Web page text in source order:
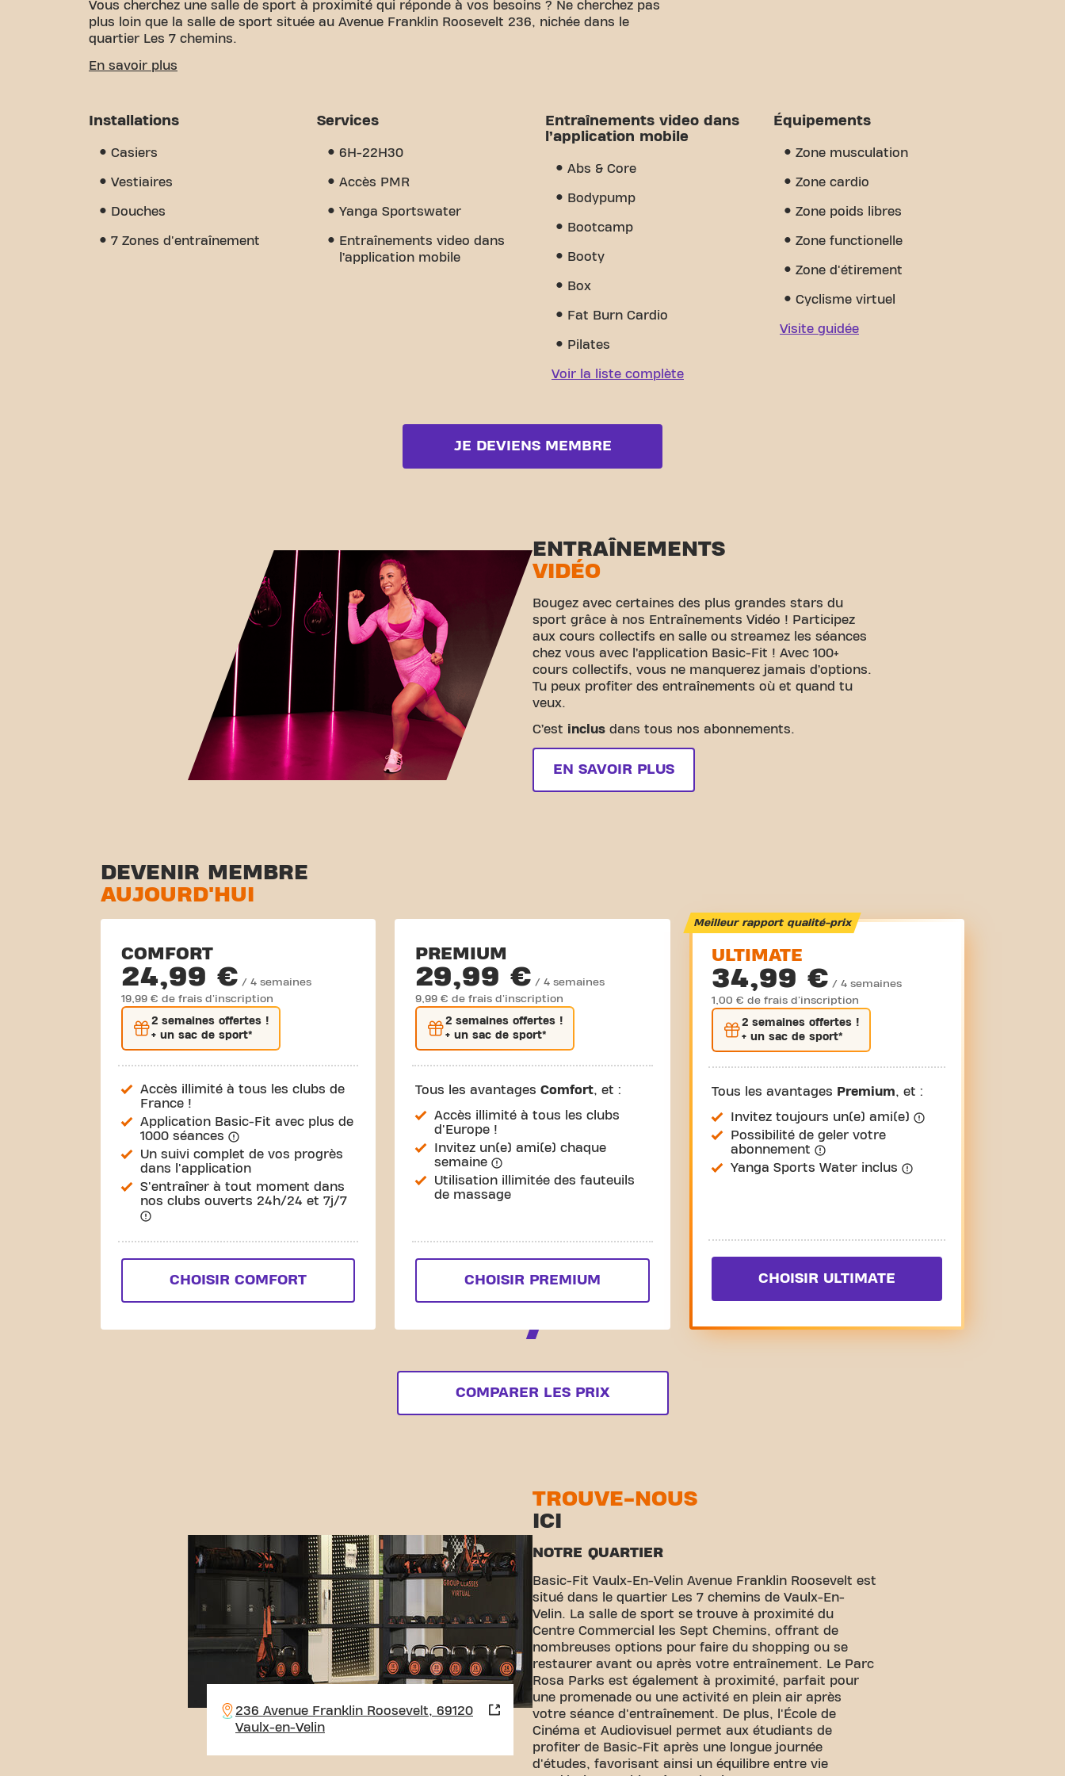
Vous cherchez une salle de sport à proximité qui réponde à vos besoins ? Ne cherchez pas
plus loin que la salle de sport située au Avenue Franklin Roosevelt 236, nichée dans le
quartier Les 7 chemins.
Nous savons à quel point il est important de disposer d'un espace confortable pour atteindre
grande variété d'équipements et de séances d'entraînement vidéo. Mais ce qui nous
distingue vraiment, c'est le sens de la communauté que nous avons créé - un endroit où
vous trouverez l'encouragement et le soutien des autres membres. Rejoignez-nous dès
aujourd'hui et découvrez pourquoi Basic-Fit Vaulx-En-Velin Avenue Franklin Roosevelt est
plus qu'une simple salle de sport - c'est l'endroit où le fitness et la communauté se
En savoir plus
Installations
Casiers
Vestiaires
Douches
7 Zones d'entraînement
Services
6H-22H30
Accès PMR
Yanga Sportswater
Entraînements video dans
l’application mobile
Entraînements video dans
l’application mobile
Abs & Core
Bodypump
Bootcamp
Booty
Box
Fat Burn Cardio
Pilates
Voir la liste complète
Équipements
Zone musculation
Zone cardio
Zone poids libres
Zone functionelle
Zone d'étirement
Cyclisme virtuel
Visite guidée
JE DEVIENS MEMBRE
ENTRAÎNEMENTS
VIDÉO
Bougez avec certaines des plus grandes stars du
sport grâce à nos Entraînements Vidéo ! Participez
aux cours collectifs en salle ou streamez les séances
chez vous avec l’application Basic-Fit ! Avec 100+
cours collectifs, vous ne manquerez jamais d’options.
Tu peux profiter des entraînements où et quand tu
veux.
C’est inclus dans tous nos abonnements.
EN SAVOIR PLUS
DEVENIR MEMBRE
AUJOURD'HUI
COMFORT
24,99 € / 4 semaines
19,99 € de frais d'inscription
2 semaines offertes !
+ un sac de sport*
Accès illimité à tous les clubs de
France !
Application Basic-Fit avec plus de
1000 séances
Un suivi complet de vos progrès
dans l'application
S'entraîner à tout moment dans
nos clubs ouverts 24h/24 et 7j/7
CHOISIR COMFORT
PREMIUM
29,99 € / 4 semaines
9,99 € de frais d'inscription
2 semaines offertes !
+ un sac de sport*
Tous les avantagesComfort, et :
Accès illimité à tous les clubs
d'Europe !
Invitez un(e) ami(e) chaque
semaine
Utilisation illimitée des fauteuils
de massage
CHOISIR PREMIUM
Meilleur rapport qualité-prix
ULTIMATE
34,99 € / 4 semaines
1,00 € de frais d'inscription
2 semainesoffertes !
+ un sac de sport*
Tous les avantages Premium, et :
Invitez toujours un(e) ami(e)
Possibilité de geler votre
abonnement
Yanga Sports Water inclus
CHOISIR ULTIMATE
COMPARER LES PRIX
236 Avenue Franklin Roosevelt, 69120
Vaulx-en-Velin
TROUVE-NOUS
ICI
NOTRE QUARTIER
Basic-Fit Vaulx-En-Velin Avenue Franklin Roosevelt est
situé dans le quartier Les 7 chemins de Vaulx-En-
Velin. La salle de sport se trouve à proximité du
Centre Commercial les Sept Chemins, offrant de
nombreuses options pour faire du shopping ou se
restaurer avant ou après votre entraînement. Le Parc
Rosa Parks est également à proximité, parfait pour
une promenade ou une activité en plein air après
votre séance d'entraînement. De plus, l'École de
Cinéma et Audiovisuel permet aux étudiants de
profiter de Basic-Fit après une longue journée
d'études, favorisant ainsi un équilibre entre vie